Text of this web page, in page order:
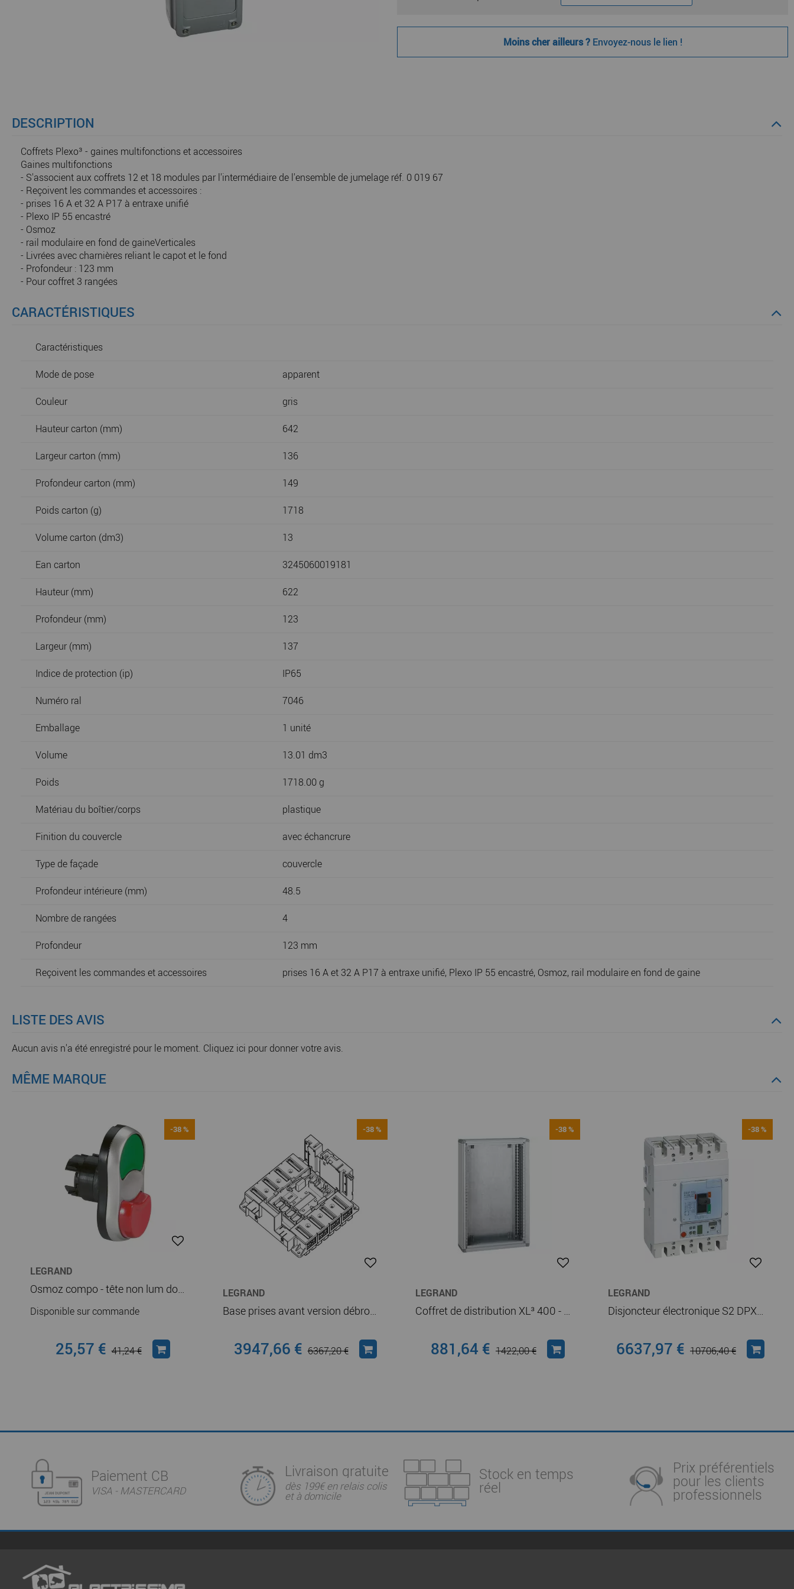
Moins cher ailleurs ? Envoyez-nous le lien !
DESCRIPTION
Coffrets Plexo³ - gaines multifonctions et accessoires
Gaines multifonctions
- S'associent aux coffrets 12 et 18 modules par l'intermédiaire de l'ensemble de jumelage réf. 0 019 67
- Reçoivent les commandes et accessoires :
- prises 16 A et 32 A P17 à entraxe unifié
- Plexo IP 55 encastré
- Osmoz
- rail modulaire en fond de gaineVerticales
- Livrées avec charnières reliant le capot et le fond
- Profondeur : 123 mm
- Pour coffret 3 rangées
CARACTÉRISTIQUES
Caractéristiques
Mode de pose apparent
Couleur gris
Hauteur carton (mm) 642
Largeur carton (mm) 136
Profondeur carton (mm) 149
Poids carton (g) 1718
Volume carton (dm3) 13
Ean carton 3245060019181
Hauteur (mm) 622
Profondeur (mm) 123
Largeur (mm) 137
Indice de protection (ip) IP65
Numéro ral 7046
Emballage 1 unité
Volume 13.01 dm3
Poids 1718.00 g
Matériau du boîtier/corps plastique
Finition du couvercle avec échancrure
Type de façade couvercle
Profondeur intérieure (mm) 48.5
Nombre de rangées 4
Profondeur 123 mm
Reçoivent les commandes et accessoires prises 16 A et 32 A P17 à entraxe unifié, Plexo IP 55 encastré, Osmoz, rail modulaire en fond de gaine
LISTE DES AVIS
Aucun avis n'a été enregistré pour le moment. Cliquez ici pour donner votre avis.
MÊME MARQUE
-38 %
LEGRAND
Osmoz compo - tête non lum double touche - affleurant/dépassant (O-I) - IP66 (023982)
Disponible sur commande
25,57 € 41,24 €
-38 %
LEGRAND
Base prises avant version débrochable DPX³ 1600 - 3P (422586)
3947,66 € 6367,20 €
-38 %
LEGRAND
Coffret de distribution XL³ 400 - métal - H 1500 - gris RAL 7035 (020108)
881,64 € 1422,00 €
-38 %
LEGRAND
Disjoncteur électronique S2 DPX³ 630 - Icu 36 kA - 4P - 630 A (422065)
6637,97 € 10706,40 €
Paiement CB
VISA - MASTERCARD
Livraison gratuite
dès 199€ en relais colis
et à domicile
Stock en temps
réel
Prix préférentiels
pour les clients
professionnels